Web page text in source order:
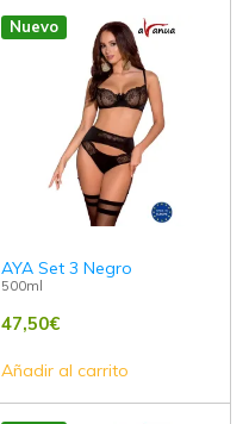
Nuevo
AYA Set 3 Negro
500ml
47,50€
Añadir al carrito